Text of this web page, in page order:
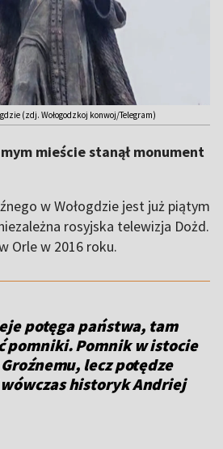
(zdj. Wołogodzkoj konwoj/Telegram)
mieście stanął monument
w Wołogdzie jest już piątym
rosyjska telewizja Dożd.
Orle w 2016 roku.
potęga państwa, tam
pomniki. Pomnik w istocie
lecz potędze
historyk Andriej